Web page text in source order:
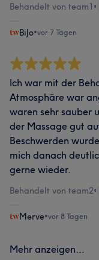
Behandelt von team1 •
BiJo•vor 7 Tagen
Ich war mit der
Atmosphäre war
waren sehr sauber
der Massage gut
Beschwerden
mich danach
gerne wieder.
Behandelt von team2•
Merve•vor 8 Tagen
Mehr anzeigen...